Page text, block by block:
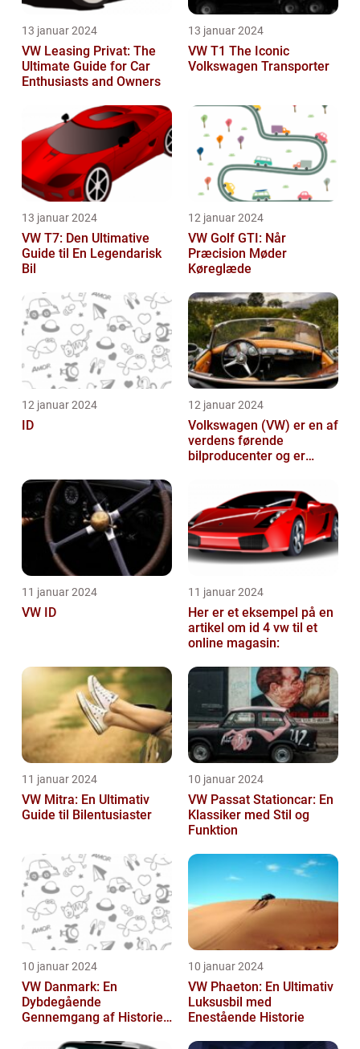
13 januar 2024
VW Leasing Privat: The
Ultimate Guide for Car
Enthusiasts and Owners
13 januar 2024
VW T1 The Iconic
Volkswagen Transporter
13 januar 2024
VW T7: Den Ultimative
Guide til En Legendarisk
Bil
12 januar 2024
VW Golf GTI: Når
Præcision Møder
Køreglæde
12 januar 2024
ID
12 januar 2024
Volkswagen (VW) er en af
verdens førende
bilproducenter og er
kvalitetsbiler til...
11 januar 2024
VW ID
11 januar 2024
Her er et eksempel på en
artikel om id 4 vw til et
online magasin:
11 januar 2024
VW Mitra: En Ultimativ
Guide til Bilentusiaster
10 januar 2024
VW Passat Stationcar: En
Klassiker med Stil og
Funktion
10 januar 2024
VW Danmark: En
Dybdegående
Gennemgang af Historien
10 januar 2024
VW Phaeton: En Ultimativ
Luksusbil med
Enestående Historie